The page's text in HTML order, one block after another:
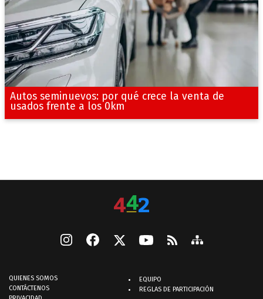
Autos seminuevos: por qué crece la venta de
usados frente a los 0km
QUIENES SOMOS
CONTÁCTENOS
EQUIPO
REGLAS DE PARTICIPACIÓN